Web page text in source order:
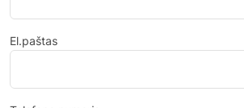
El.paštas